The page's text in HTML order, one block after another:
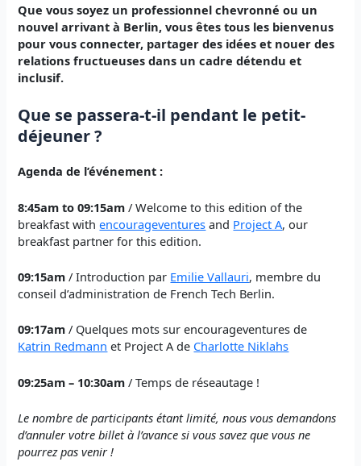
Que vous soyez un professionnel chevronné ou un
nouvel arrivant à Berlin, vous êtes tous les bienvenus
pour vous connecter, partager des idées et nouer des
relations fructueuses dans un cadre détendu et
inclusif.
Que se passera-t-il pendant le petit-
déjeuner ?
Agenda de l’événement :
8:45am to 09:15am / Welcome to this edition of the
breakfast withencourageventures and Project A, our
breakfast partner for this edition.
09:15am/ Introduction par Emilie Vallauri, membre du
conseil d’administration de French Tech Berlin.
09:17am / Quelques mots sur encourageventures de
Katrin Redmann et Project A de Charlotte Niklahs
09:25am – 10:30am/ Temps de réseautage !
Le nombre de participants étant limité, nous vous demandons
d’annuler votre billet à l’avance si vous savez que vous ne
pourrez pas venir !